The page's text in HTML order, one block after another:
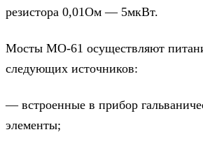
резистора 0,01Ом — 5мкВт.
Мосты МО-61 осуществляют
следующих источников:
— встроенные в прибор
элементы;